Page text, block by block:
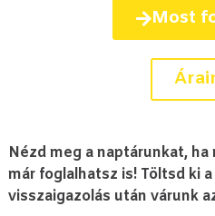
Most
Nézd meg a naptárunkat,
már foglalhatsz is! Töltsd ki
visszaigazolás után várunk